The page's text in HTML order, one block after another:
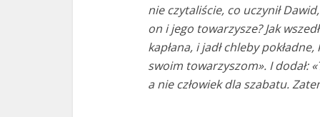
nie czytaliście, co uczynił
on i jego towarzysze? Jak
kapłana, i jadł chleby
swoim towarzyszom». I dodał:
a nie człowiek dla szabatu.